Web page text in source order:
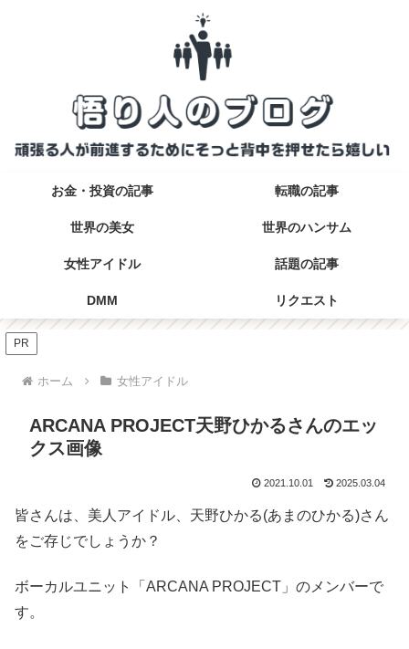
お金・投資の記事 転職の記事
世界の美女 世界のハンサム
女性アイドル 話題の記事
DMM リクエスト
PR
ホーム 女性アイドル
ARCANA PROJECT天野ひかるさんのエッ
クス画像
2021.10.01 2025.03.04
皆さんは、美人アイドル、天野ひかる(あまのひかる)さん
をご存じでしょうか？
ボーカルユニット「ARCANA PROJECT」のメンバーで
す。